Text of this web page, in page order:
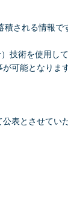
される情報で
技術を使用して
可能となります
表とさせてい